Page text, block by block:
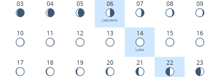
03 04 05 06
CRECIENTE
07 08 09
10 11 12 13 14
LLENA
15 16
17 18 19 20 21 22 23